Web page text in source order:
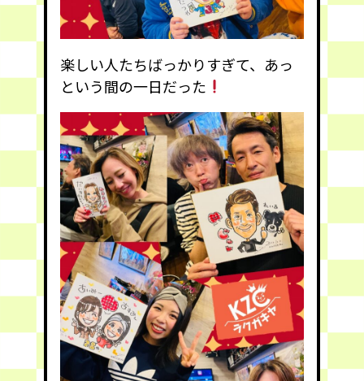
楽しい人たちばっかりすぎて、あっ
という間の一日だった